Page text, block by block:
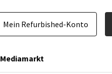
Mein Refurbished-Konto
Mediamarkt